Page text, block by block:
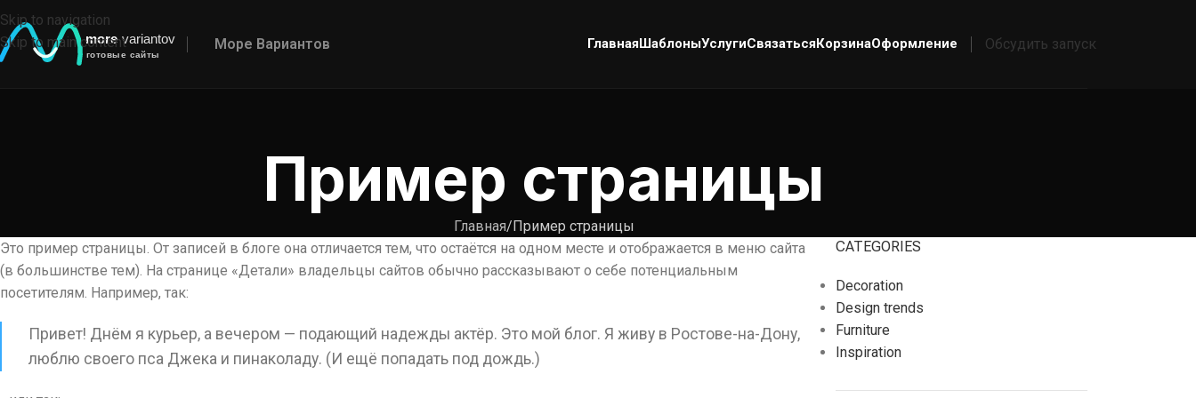
Skip to navigation
Skip to main content
Море Вариантов ГлавнаяШаблоныУслугиСвязатьсяКорзинаОформление Обсудить запуск
Пример страницы
Главная Пример страницы
Это пример страницы. От записей в блоге она отличается тем, что остаётся на одном месте и отображается в меню сайта
(в большинстве тем). На странице «Детали» владельцы сайтов обычно рассказывают о себе потенциальным
посетителям. Например, так:
Привет! Днём я курьер, а вечером — подающий надежды актёр. Это мой блог. Я живу в Ростове-на-Дону,
люблю своего пса Джека и пинаколаду. (И ещё попадать под дождь.)
CATEGORIES
Decoration
Design trends
Furniture
Inspiration